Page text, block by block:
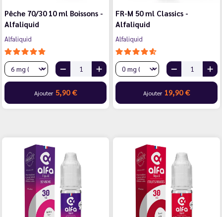
Pêche 70/30 10 ml Boissons -
Alfaliquid
Alfaliquid
Ajouter 5,90 €
FR-M 50 ml Classics -
Alfaliquid
Alfaliquid
Ajouter 19,90 €